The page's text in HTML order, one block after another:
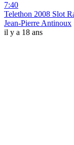
7:40
Telethon 2008 Slot
Jean-Pierre Antinoux
il y a 18 ans